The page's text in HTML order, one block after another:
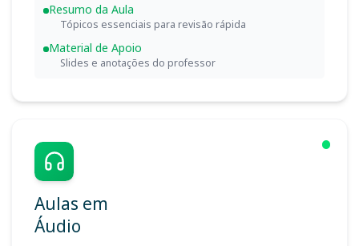
Resumo da Aula
Tópicos essenciais para revisão rápida
Material de Apoio
Slides e anotações do professor
Aulas em
Áudio